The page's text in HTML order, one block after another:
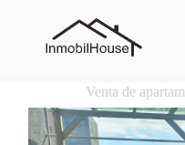
Venta de